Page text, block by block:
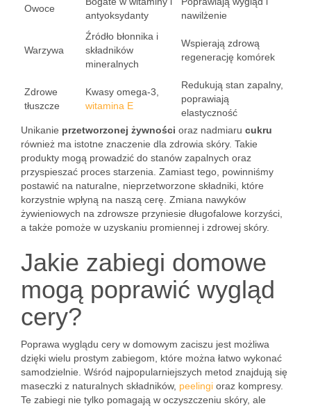
Owoce
antyoksydanty
nawilżenie
Warzywa
Źródło błonnika i
składników
mineralnych
Wspierają zdrową
regenerację komórek
Zdrowe
tłuszcze
Kwasy omega-3,
witamina E
Redukują stan zapalny,
poprawiają
elastyczność
Unikanie przetworzonej żywności oraz nadmiaru cukru
również ma istotne znaczenie dla zdrowia skóry. Takie
produkty mogą prowadzić do stanów zapalnych oraz
przyspieszać proces starzenia. Zamiast tego, powinniśmy
postawić na naturalne, nieprzetworzone składniki, które
korzystnie wpłyną na naszą cerę. Zmiana nawyków
żywieniowych na zdrowsze przyniesie długofalowe korzyści,
a także pomoże w uzyskaniu promiennej i zdrowej skóry.
Jakie zabiegi domowe
mogą poprawić wygląd
cery?
Poprawa wyglądu cery w domowym zaciszu jest możliwa
dzięki wielu prostym zabiegom, które można łatwo wykonać
samodzielnie. Wśród najpopularniejszych metod znajdują się
maseczki z naturalnych składników, peelingi oraz kompresy.
Te zabiegi nie tylko pomagają w oczyszczeniu skóry, ale